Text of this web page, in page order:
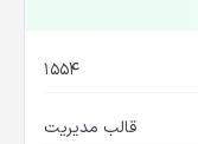
1554
قالب مدیریت